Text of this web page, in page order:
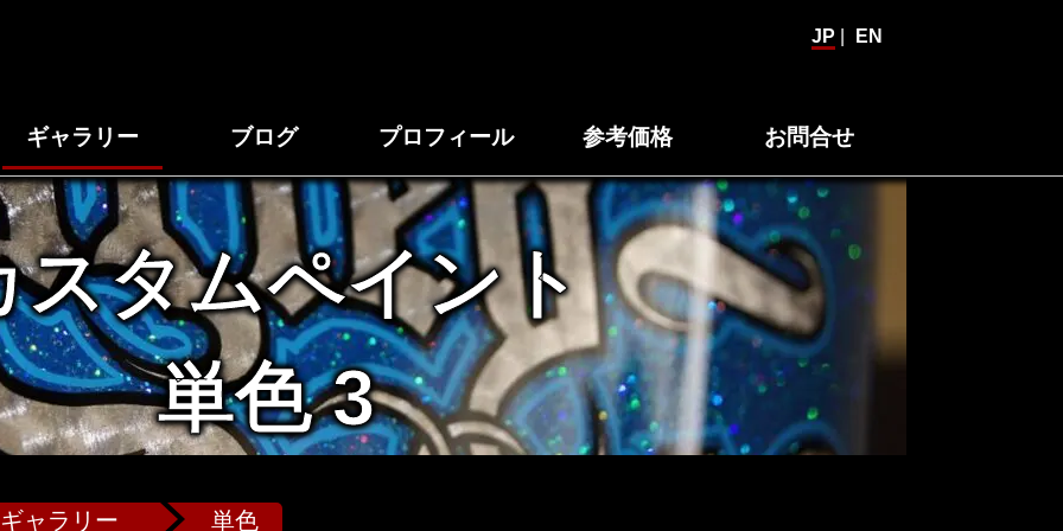
JP EN
ギャラリー ブログ プロフィール 参考価格 お問合せ
スタムペイント
単色 3
ギャラリー 単色